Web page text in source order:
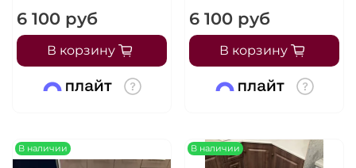
6 100 руб
В корзину
6 100 руб
В корзину
В наличии В наличии
Подробнее
об оплате Плайтом
plait.ru